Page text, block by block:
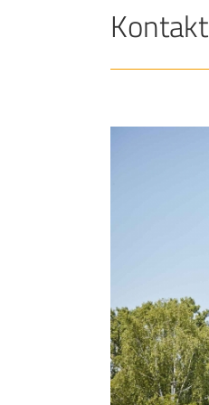
Kontakt